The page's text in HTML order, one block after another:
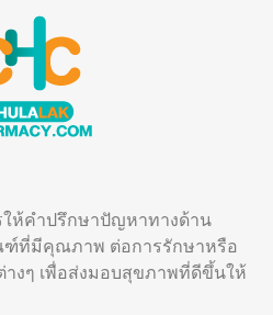
ให้คำปรึกษาปัญหาทางด้าน
ที่มีคุณภาพ ต่อการรักษาหรือ
งๆ เพื่อส่งมอบสุขภาพที่ดีขึ้นให้